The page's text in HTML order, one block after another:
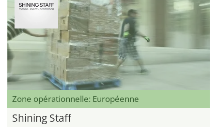
Zone opérationnelle: Européenne
Shining Staff